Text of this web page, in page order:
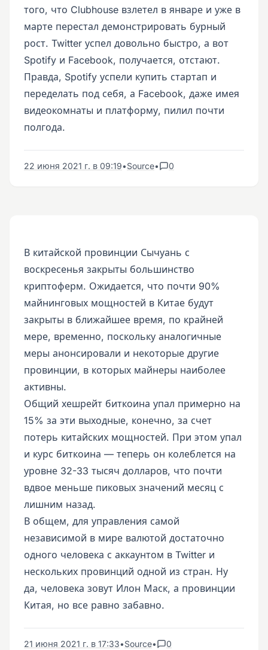
того, что Clubhouse взлетел в январе и уже в
марте перестал демонстрировать бурный
рост. Twitter успел довольно быстро, а вот
Spotify и Facebook, получается, отстают.
Правда, Spotify успели купить стартап и
переделать под себя, а Facebook, даже имея
видеокомнаты и платформу, пилил почти
полгода.
22 июня 2021 г. в 09:19•Source• 0
В китайской провинции Сычуань с
воскресенья закрыты большинство
криптоферм. Ожидается, что почти 90%
майнинговых мощностей в Китае будут
закрыты в ближайшее время, по крайней
мере, временно, поскольку аналогичные
меры анонсировали и некоторые другие
провинции, в которых майнеры наиболее
активны.
Общий хешрейт биткоина упал примерно на
15% за эти выходные, конечно, за счет
потерь китайских мощностей. При этом упал
и курс биткоина — теперь он колеблется на
уровне 32-33 тысяч долларов, что почти
вдвое меньше пиковых значений месяц с
лишним назад.
В общем, для управления самой
независимой в мире валютой достаточно
одного человека с аккаунтом в Twitter и
нескольких провинций одной из стран. Ну
да, человека зовут Илон Маск, а провинции
Китая, но все равно забавно.
21 июня 2021 г. в 17:33•Source• 0